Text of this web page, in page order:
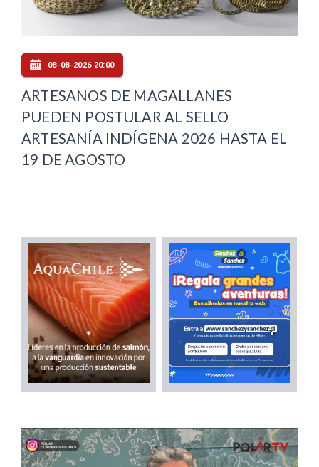
08-08-2026 20:00
ARTESANOS DE MAGALLANES
PUEDEN POSTULAR AL SELLO
ARTESANÍA INDÍGENA 2026 HASTA EL
19 DE AGOSTO